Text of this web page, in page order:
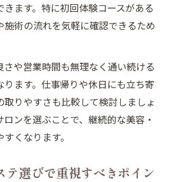
囲気が重視されるエステの理由
対応が良いエステの選び方を解説
容で比較するエステの満足度向上
めに知るべきエステ活用法
術頻度と効果的な通い方の秘訣
のための無理なく通えるエステ
アのエステで時短活用術を実践
ます。特に初回体験コースがある
施術の流れを気軽に確認できるため
さや営業時間も無理なく通い続ける
ります。仕事帰りや休日にも立ち寄
取りやすさも比較して検討しましょ
ンを選ぶことで、継続的な美容・
くなります。
テ選びで重視すべきポイン